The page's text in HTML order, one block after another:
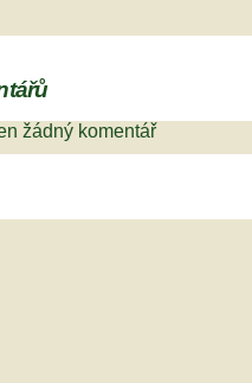
žádný komentář